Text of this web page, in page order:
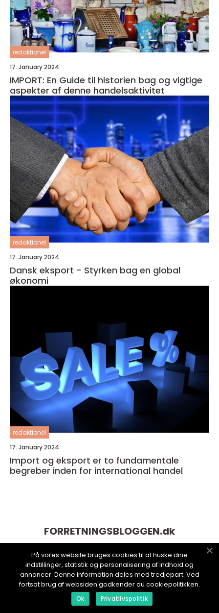
redaktionel
17. January 2024
IMPORT: En Guide til historien bag og vigtige
aspekter af denne handelsaktivitet
redaktionel
17. January 2024
Dansk eksport - Styrken bag en global
økonomi
redaktionel
17. January 2024
Import og eksport er to fundamentale
begreber inden for international handel
FORRETNINGSBLOGGEN.dk
På vores website bruges cookies til at huske dine
indstillinger, statistik og personalisering af indhold og
annoncer. Denne information deles med tredjepart. Ved
fortsat brug af websiden godkender du cookiepolitikken.
Ok Privatlivspolitik